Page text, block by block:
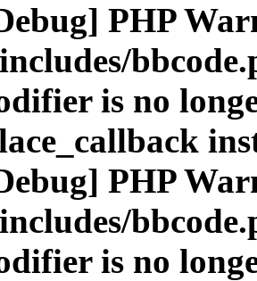
PHP
is no
PHP
is no